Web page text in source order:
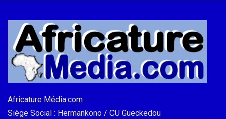
Africature Média.com
Siège Social : Hermankono / CU Gueckedou